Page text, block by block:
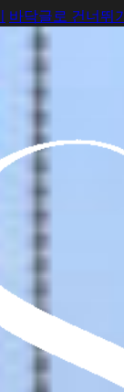
바닥글로 건너뛰기